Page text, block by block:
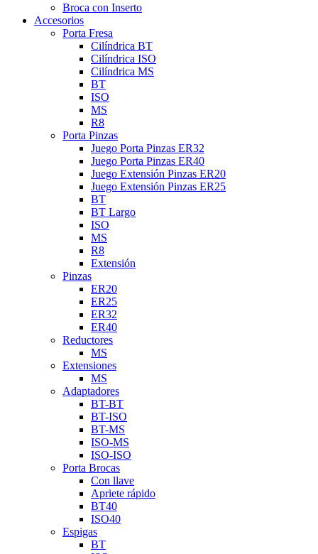
Broca con Inserto
Accesorios
Porta Fresa
Cilíndrica BT
Cilíndrica ISO
Cilíndrica MS
BT
ISO
MS
R8
Porta Pinzas
Juego Porta Pinzas ER32
Juego Porta Pinzas ER40
Juego Extensión Pinzas ER20
Juego Extensión Pinzas ER25
BT
BT Largo
ISO
MS
R8
Extensión
Pinzas
ER20
ER25
ER32
ER40
Reductores
MS
Extensiones
MS
Adaptadores
BT-BT
BT-ISO
BT-MS
ISO-MS
ISO-ISO
Porta Brocas
Con llave
Apriete rápido
BT40
ISO40
Espigas
BT